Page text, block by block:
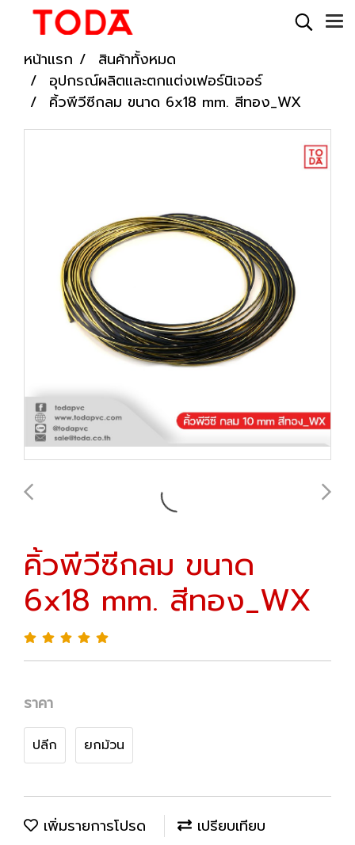
หน้าแรก
สินค้าทั้งหมด
อุปกรณ์ผลิตและตกแต่งเฟอร์นิเจอร์
คิ้วพีวีซีกลม ขนาด 6x18 mm. สีทอง_WX
คิ้วพีวีซีกลม ขนาด
6x18 mm. สีทอง_WX
ราคา
ปลีก ยกม้วน
เพิ่มรายการโปรด
เปรียบเทียบ